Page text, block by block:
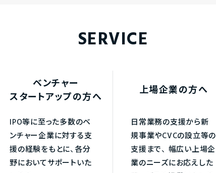
SERVICE
ベンチャー
スタートアップの方へ
IPO等に至った多数のベ
ンチャー企業に対する支
援の経験をもとに、各分
野においてサポートいた
上場企業の方へ
日常業務の支援から新
規事業やCVCの設立等の
支援まで、 幅広い上場企
業のニーズにお応えした